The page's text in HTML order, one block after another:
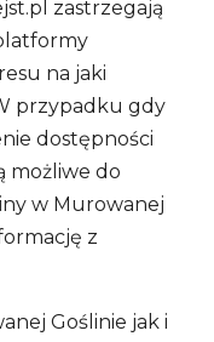
zastrzegają
na jaki
przypadku gdy
dostępności
możliwe do
w Murowanej
z
Goślinie jak i